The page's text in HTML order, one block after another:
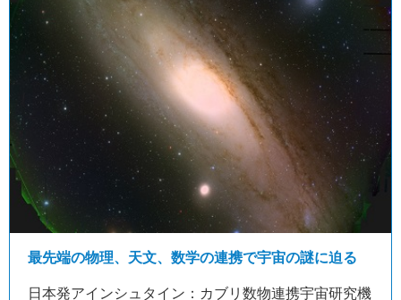
最先端の物理、天文、数学の連携で宇宙の謎に迫る
日本発アインシュタイン：カブリ数物連携宇宙研究機